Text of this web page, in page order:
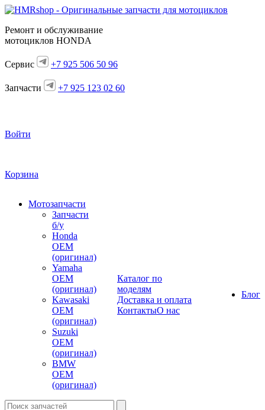
Ремонт и обслуживание
мотоциклов HONDA
Сервис +7 925 506 50 96
Запчасти +7 925 123 02 60
Войти
Корзина
Мотозапчасти
Запчасти
б/у
Honda
OEM
(оригинал)
Yamaha
OEM
(оригинал)
Kawasaki
OEM
(оригинал)
Suzuki
OEM
(оригинал)
BMW
OEM
(оригинал)
Каталог по
моделям
Доставка и оплата
КонтактыО нас
Блог